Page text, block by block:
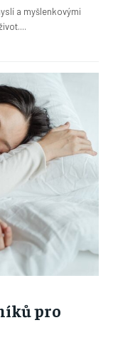
a myšlenkovými
pro